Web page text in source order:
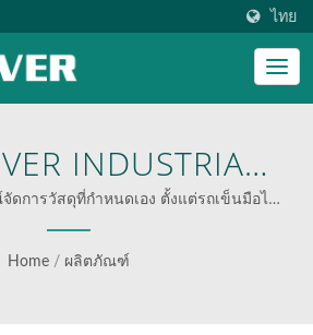
ไทย
INDUSTRIAL
LTD.
ดการวัสดุที่กำหนดเอง ตั้งแต่รถเข็นมือไป
ถึงรถเข็นหลายฟังก์ชัน.
Home / ผลิตภัณฑ์